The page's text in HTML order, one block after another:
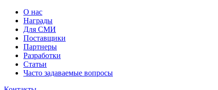
О нас
Награды
Для СМИ
Поставщики
Партнеры
Разработки
Статьи
Часто задаваемые вопросы